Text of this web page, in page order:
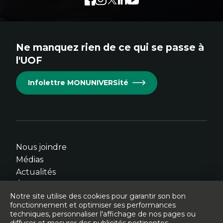
Cet
s'ouvrira
dans
fenêtre.
Cet
s'ouvrira
dans
fenêtre.
Cet
s'ouvrira
dans
fenêtre.
Cet
s'ouvrira
dans
fenêtre.
Cet
s'ouvrira
dans
fenêtre.
Ne manquez rien de ce qui se passe à
l'UOF
Infolettre MONUNIVERSité
Nous joindre
Médias
Actualités
Notre site utilise des cookies pour garantir son bon
fonctionnement et optimiser ses performances
techniques, personnaliser l'affichage de nos pages ou